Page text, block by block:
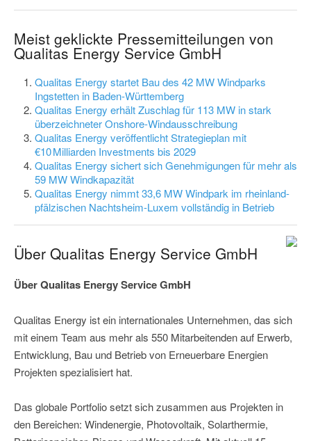
Meist geklickte Pressemitteilungen von
Qualitas Energy Service GmbH
Qualitas Energy startet Bau des 42 MW Windparks
Ingstetten in Baden-Württemberg
Qualitas Energy erhält Zuschlag für 113 MW in stark
überzeichneter Onshore-Windausschreibung
Qualitas Energy veröffentlicht Strategieplan mit
€10 Milliarden Investments bis 2029
Qualitas Energy sichert sich Genehmigungen für mehr als
59 MW Windkapazität
Qualitas Energy nimmt 33,6 MW Windpark im rheinland-
pfälzischen Nachtsheim-Luxem vollständig in Betrieb
Über Qualitas Energy Service GmbH
Über Qualitas Energy Service GmbH
Qualitas Energy ist ein internationales Unternehmen, das sich
mit einem Team aus mehr als 550 Mitarbeitenden auf Erwerb,
Entwicklung, Bau und Betrieb von Erneuerbare Energien
Projekten spezialisiert hat.
Das globale Portfolio setzt sich zusammen aus Projekten in
den Bereichen: Windenergie, Photovoltaik, Solarthermie,